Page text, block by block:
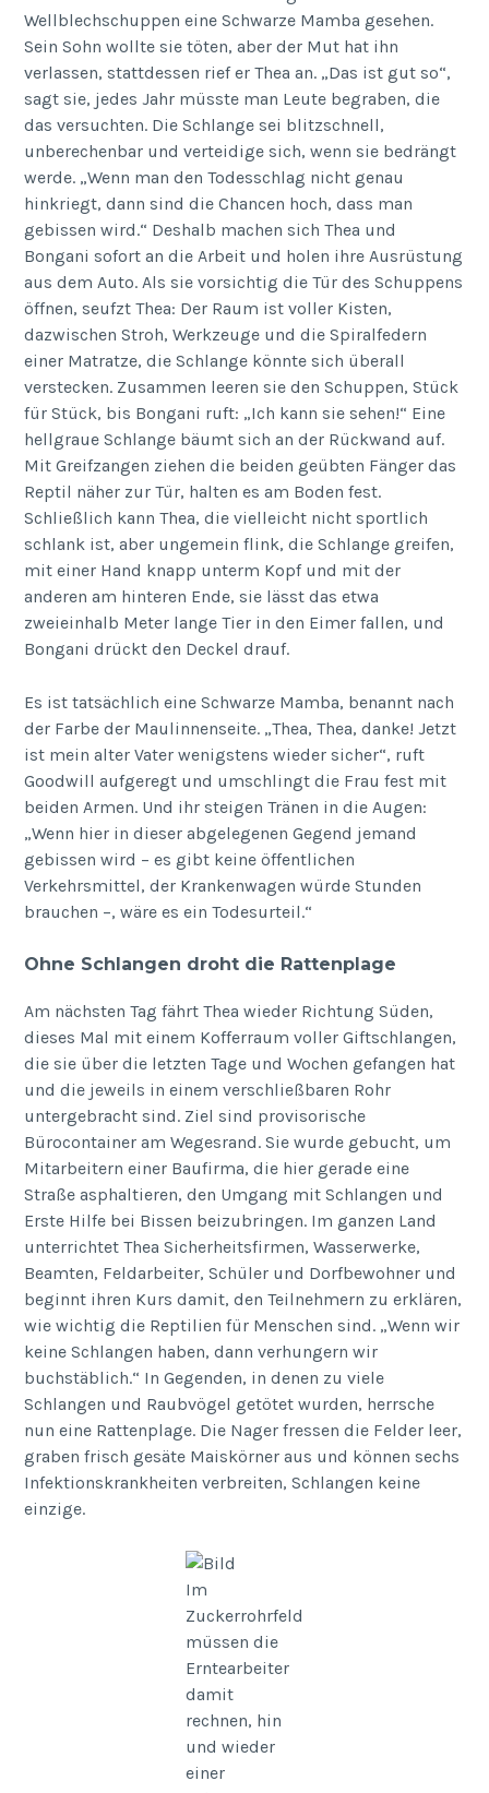
Wellblechschuppen eine Schwarze Mamba gesehen.
Sein Sohn wollte sie töten, aber der Mut hat ihn
verlassen, stattdessen rief er Thea an. „Das ist gut so“,
sagt sie, jedes Jahr müsste man Leute begraben, die
das versuchten. Die Schlange sei blitzschnell,
unberechenbar und verteidige sich, wenn sie bedrängt
werde. „Wenn man den Todesschlag nicht genau
hinkriegt, dann sind die Chancen hoch, dass man
gebissen wird.“ Deshalb machen sich Thea und
Bongani sofort an die Arbeit und holen ihre Ausrüstung
aus dem Auto. Als sie vorsichtig die Tür des Schuppens
öffnen, seufzt Thea: Der Raum ist voller Kisten,
dazwischen Stroh, Werkzeuge und die Spiralfedern
einer Matratze, die Schlange könnte sich überall
verstecken. Zusammen leeren sie den Schuppen, Stück
für Stück, bis Bongani ruft: „Ich kann sie sehen!“ Eine
hellgraue Schlange bäumt sich an der Rückwand auf.
Mit Greifzangen ziehen die beiden geübten Fänger das
Reptil näher zur Tür, halten es am Boden fest.
Schließlich kann Thea, die vielleicht nicht sportlich
schlank ist, aber ungemein flink, die Schlange greifen,
mit einer Hand knapp unterm Kopf und mit der
anderen am hinteren Ende, sie lässt das etwa
zweieinhalb Meter lange Tier in den Eimer fallen, und
Bongani drückt den Deckel drauf.
Es ist tatsächlich eine Schwarze Mamba, benannt nach
der Farbe der Maulinnenseite. „Thea, Thea, danke! Jetzt
ist mein alter Vater wenigstens wieder sicher“, ruft
Goodwill aufgeregt und umschlingt die Frau fest mit
beiden Armen. Und ihr steigen Tränen in die Augen:
„Wenn hier in dieser abgelegenen Gegend jemand
gebissen wird – es gibt keine öffentlichen
Verkehrsmittel, der Krankenwagen würde Stunden
brauchen –, wäre es ein Todesurteil.“
Ohne Schlangen droht die Rattenplage
Am nächsten Tag fährt Thea wieder Richtung Süden,
dieses Mal mit einem Kofferraum voller Giftschlangen,
die sie über die letzten Tage und Wochen gefangen hat
und die jeweils in einem verschließbaren Rohr
untergebracht sind. Ziel sind provisorische
Bürocontainer am Wegesrand. Sie wurde gebucht, um
Mitarbeitern einer Baufirma, die hier gerade eine
Straße asphaltieren, den Umgang mit Schlangen und
Erste Hilfe bei Bissen beizubringen. Im ganzen Land
unterrichtet Thea Sicherheitsfirmen, Wasserwerke,
Beamten, Feldarbeiter, Schüler und Dorfbewohner und
beginnt ihren Kurs damit, den Teilnehmern zu erklären,
wie wichtig die Reptilien für Menschen sind. „Wenn wir
keine Schlangen haben, dann verhungern wir
buchstäblich.“ In Gegenden, in denen zu viele
Schlangen und Raubvögel getötet wurden, herrsche
nun eine Rattenplage. Die Nager fressen die Felder leer,
graben frisch gesäte Maiskörner aus und können sechs
Infektionskrankheiten verbreiten, Schlangen keine
einzige.
Im
Zuckerrohrfeld
müssen die
Erntearbeiter
damit
rechnen, hin
und wieder
einer